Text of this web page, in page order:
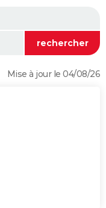
Mise à jour le 04/08/26